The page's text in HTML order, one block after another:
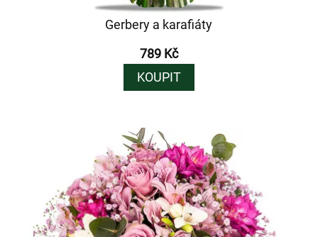
Gerbery a karafiáty
789 Kč
KOUPIT